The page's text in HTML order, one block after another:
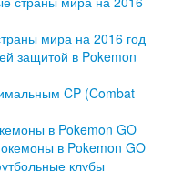
мира на 2016 год
защитой в Pokemon
CP (Combat
в Pokemon GO
в Pokemon GO
клубы